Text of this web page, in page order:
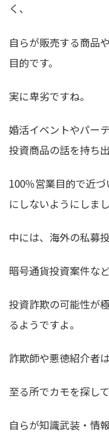
く、
自らが販売する商品
目的です。
実に卑劣ですね。
婚活イベントやパー
投資商品の話を持ち出
100％営業目的で近
にしないようにしまし
中には、海外の私募
暗号通貨投資案件な
投資詐欺の可能性が
るようですよ。
詐欺師や悪徳紹介者は
至る所でカモを探して
自らが知識武装・情